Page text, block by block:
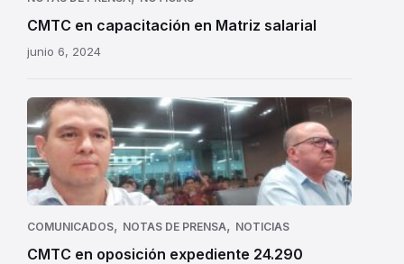
CMTC en capacitación en Matriz salarial
junio 6, 2024
CMTC
en
oposición
expediente
24.290
COMUNICADOS, NOTAS DE PRENSA, NOTICIAS
CMTC en oposición expediente 24.290